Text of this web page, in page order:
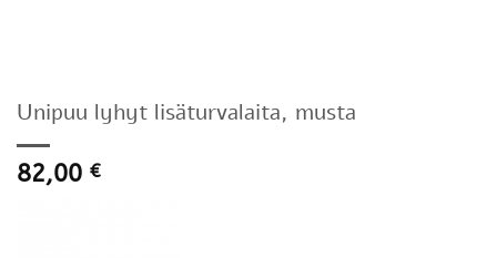
Unipuu lyhyt lisäturvalaita, musta
82,00 €